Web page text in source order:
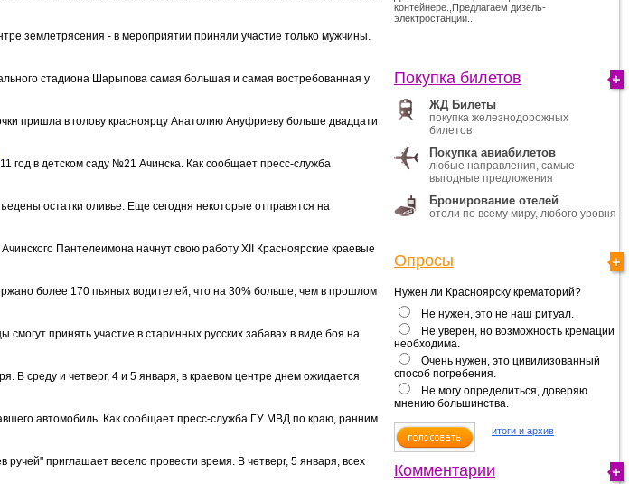
землетрясения - в мероприятии приняли участие только мужчины.
стадиона Шарыпова самая большая и самая востребованная у
пришла в голову красноярцу Анатолию Ануфриеву больше двадцати
год в детском саду №21 Ачинска. Как сообщает пресс-служба
остатки оливье. Еще сегодня некоторые отправятся на
Пантелеимона начнут свою работу XII Красноярские краевые
более 170 пьяных водителей, что на 30% больше, чем в прошлом
принять участие в старинных русских забавах в виде боя на
В среду и четверг, 4 и 5 января, в краевом центре днем ожидается
автомобиль. Как сообщает пресс-служба ГУ МВД по краю, ранним
приглашает весело провести время. В четверг, 5 января, всех
контейнере.,Предлагаем дизель-
электростанции...
Покупка билетов
ЖД Билеты
покупка железнодорожных
билетов
Покупка авиабилетов
любые направления, самые
выгодные предложения
Бронирование отелей
отели по всему миру, любого уровня
Опросы
Нужен ли Красноярску крематорий?
Не нужен, это не наш ритуал.
Не уверен, но возможность кремации
необходима.
Очень нужен, это цивилизованный
способ погребения.
Не могу определиться, доверяю
мнению большинства.
итоги и архив
Комментарии